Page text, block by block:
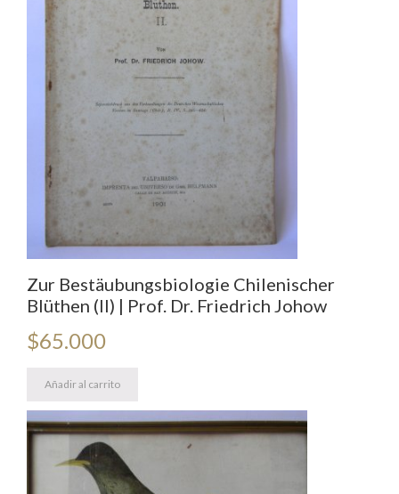
Zur Bestäubungsbiologie Chilenischer
Blüthen (II) | Prof. Dr. Friedrich Johow
$65.000
Añadir al carrito